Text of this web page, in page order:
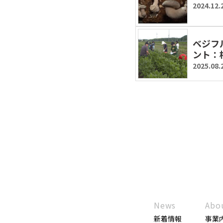
ベジ
ント：
News
新着情報 事業